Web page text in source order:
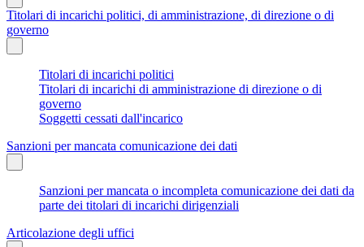
Titolari di incarichi politici, di amministrazione, di direzione o di
governo
Titolari di incarichi politici
Titolari di incarichi di amministrazione di direzione o di
governo
Soggetti cessati dall'incarico
Sanzioni per mancata comunicazione dei dati
Sanzioni per mancata o incompleta comunicazione dei dati da
parte dei titolari di incarichi dirigenziali
Articolazione degli uffici